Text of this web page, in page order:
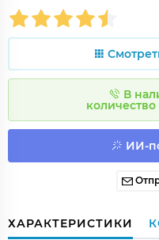
В
количество
ИИ-
ХАРАКТЕРИСТИКИ